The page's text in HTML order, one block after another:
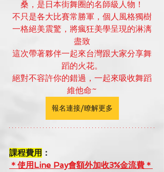
桑，是日本街舞圈的名師級人物！
不只是各大比賽常勝軍，個人風格獨樹
一格絕美震驚，將瘋狂美學呈現的淋漓
盡致
這次帶著夥伴一起來台灣跟大家分享舞
蹈的火花。
絕對不容許你的錯過，一起來吸收舞蹈
維他命~
報名連接/瞭解更多
課程費用 ：
＊使用Line Pay會額外加收3%金流費＊